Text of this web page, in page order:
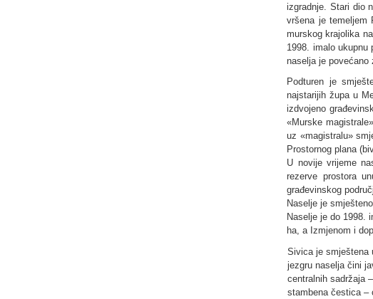
izgradnje. Stari dio
vršena je temeljem
murskog krajolika
1998. imalo ukupnu
naselja je povećano
Podturen je
najstarijih župa u
izdvojeno
«Murske
uz «magistralu»
Prostornog plana
U novije vrijeme
rezerve prostora
građevinskog
Naselje je
Naselje je do 1998.
ha, a Izmjenom i
Sivica je smještena
jezgru naselja čini
centralnih sadržaja
stambena čestica –